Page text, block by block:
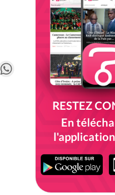
MessengerWhatsApp
RESTEZ
En